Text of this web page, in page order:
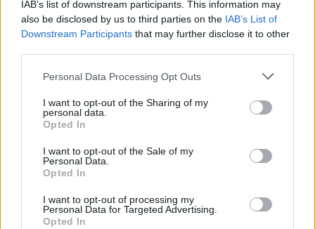
IAB’s list of downstream participants. This information may
also be disclosed by us to third parties on the IAB’s List of
Downstream Participants that may further disclose it to other
Please note that this website/app uses one or more Google
not limited to your visit or usage behaviour. You may click to
grant or deny consent to Google and its third-party tags to
use your data for below specified purposes in below Google
consent section.
Personal Data Processing Opt Outs
I want to opt-out of the Sharing of my
personal data.
Opted In
I want to opt-out of the Sale of my
Personal Data.
Opted In
I want to opt-out of processing my
Personal Data for Targeted Advertising.
Opted In
Η λίστα του ΝΒΑ: